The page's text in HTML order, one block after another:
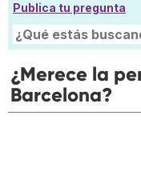
Publica tu pregunta
¿Merece la
Barcelona?